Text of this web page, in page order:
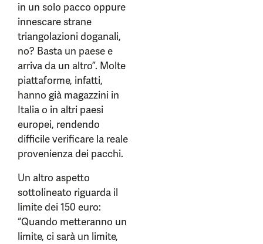
in un solo pacco oppure
innescare strane
triangolazioni doganali,
no? Basta un paese e
arriva da un altro”. Molte
piattaforme, infatti,
hanno già magazzini in
Italia o in altri paesi
europei, rendendo
difficile verificare la reale
provenienza dei pacchi.
Un altro aspetto
sottolineato riguarda il
limite dei 150 euro:
“Quando metteranno un
limite, ci sarà un limite,